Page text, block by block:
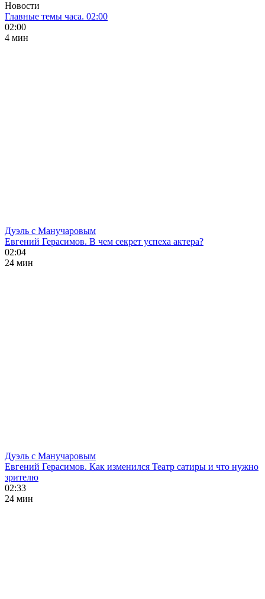
Новости
Главные темы часа. 02:00
02:00
4 мин
Дуэль с Манучаровым
Евгений Герасимов. В чем секрет успеха актера?
02:04
24 мин
Дуэль с Манучаровым
Евгений Герасимов. Как изменился Театр сатиры и что нужно
зрителю
02:33
24 мин